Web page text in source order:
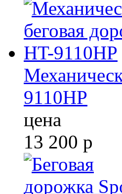
9110HP
цена
13 200 р